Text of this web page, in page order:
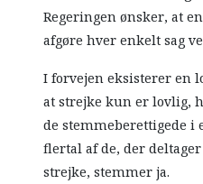
Regeringen ønsker, at
afgøre hver enkelt sag
I forvejen eksisterer en
at strejke kun er lovlig,
de stemmeberettigede i
flertal af de, der
strejke, stemmer ja.